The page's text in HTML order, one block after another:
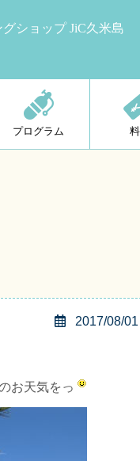
ショップ JiC久米島
プログラム
2017/08/01
お天気をっ